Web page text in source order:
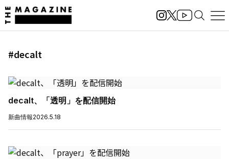
#decalt
decalt、「透明」を配信開始
新曲情報2026.5.18